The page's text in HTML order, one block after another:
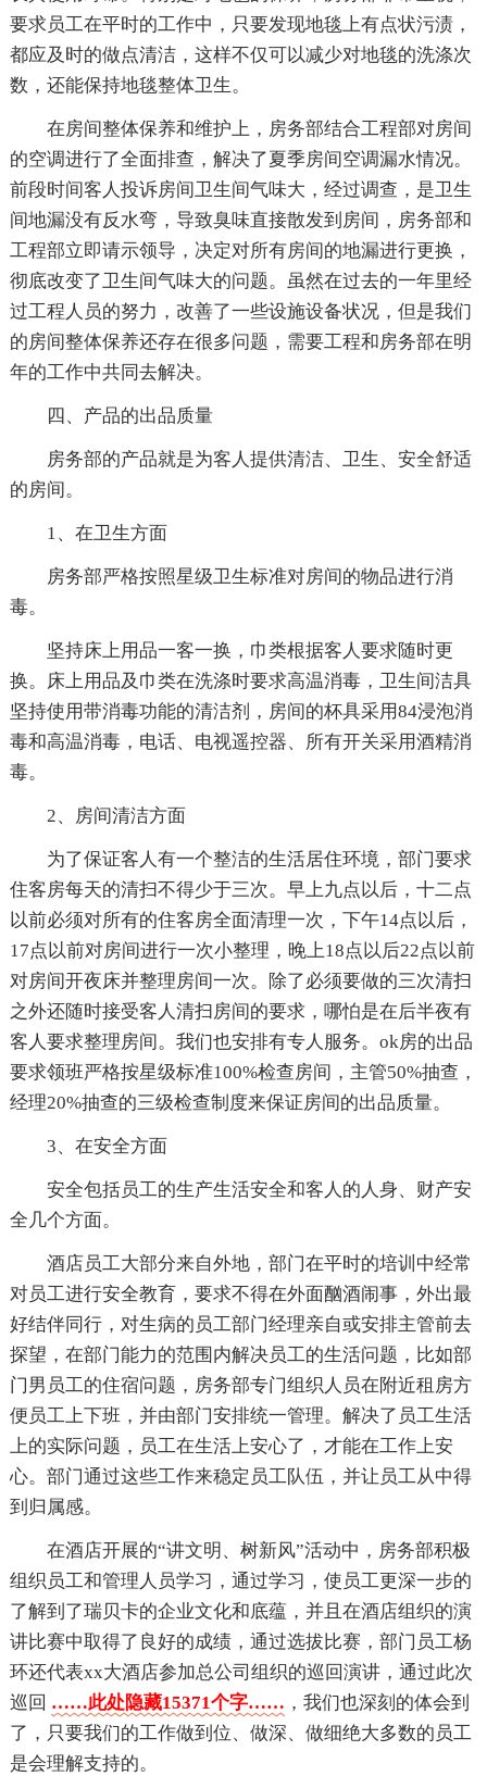
要求员工在平时的工作中，只要发现地毯上有点状污渍，
都应及时的做点清洁，这样不仅可以减少对地毯的洗涤次
数，还能保持地毯整体卫生。
在房间整体保养和维护上，房务部结合工程部对房间
的空调进行了全面排查，解决了夏季房间空调漏水情况。
前段时间客人投诉房间卫生间气味大，经过调查，是卫生
间地漏没有反水弯，导致臭味直接散发到房间，房务部和
工程部立即请示领导，决定对所有房间的地漏进行更换，
彻底改变了卫生间气味大的问题。虽然在过去的一年里经
过工程人员的努力，改善了一些设施设备状况，但是我们
的房间整体保养还存在很多问题，需要工程和房务部在明
年的工作中共同去解决。
四、产品的出品质量
房务部的产品就是为客人提供清洁、卫生、安全舒适
的房间。
1、在卫生方面
房务部严格按照星级卫生标准对房间的物品进行消
毒。
坚持床上用品一客一换，巾类根据客人要求随时更
换。床上用品及巾类在洗涤时要求高温消毒，卫生间洁具
坚持使用带消毒功能的清洁剂，房间的杯具采用84浸泡消
毒和高温消毒，电话、电视遥控器、所有开关采用酒精消
毒。
2、房间清洁方面
为了保证客人有一个整洁的生活居住环境，部门要求
住客房每天的清扫不得少于三次。早上九点以后，十二点
以前必须对所有的住客房全面清理一次，下午14点以后，
17点以前对房间进行一次小整理，晚上18点以后22点以前
对房间开夜床并整理房间一次。除了必须要做的三次清扫
之外还随时接受客人清扫房间的要求，哪怕是在后半夜有
客人要求整理房间。我们也安排有专人服务。ok房的出品
要求领班严格按星级标准100%检查房间，主管50%抽查，
经理20%抽查的三级检查制度来保证房间的出品质量。
3、在安全方面
安全包括员工的生产生活安全和客人的人身、财产安
全几个方面。
酒店员工大部分来自外地，部门在平时的培训中经常
对员工进行安全教育，要求不得在外面酗酒闹事，外出最
好结伴同行，对生病的员工部门经理亲自或安排主管前去
探望，在部门能力的范围内解决员工的生活问题，比如部
门男员工的住宿问题，房务部专门组织人员在附近租房方
便员工上下班，并由部门安排统一管理。解决了员工生活
上的实际问题，员工在生活上安心了，才能在工作上安
心。部门通过这些工作来稳定员工队伍，并让员工从中得
到归属感。
在酒店开展的“讲文明、树新风”活动中，房务部积极
组织员工和管理人员学习，通过学习，使员工更深一步的
了解到了瑞贝卡的企业文化和底蕴，并且在酒店组织的演
讲比赛中取得了良好的成绩，通过选拔比赛，部门员工杨
环还代表xx大酒店参加总公司组织的巡回演讲，通过此次
巡回 ……此处隐藏15371个字…… ，我们也深刻的体会到
了，只要我们的工作做到位、做深、做细绝大多数的员工
是会理解支持的。